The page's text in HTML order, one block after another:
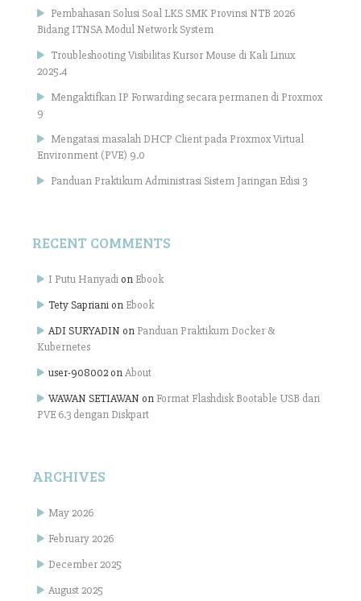
Pembahasan Solusi Soal LKS SMK Provinsi NTB 2026
Bidang ITNSA Modul Network System
Troubleshooting Visibilitas Kursor Mouse di Kali Linux
2025.4
Mengaktifkan IP Forwarding secara permanen di Proxmox
9
Mengatasi masalah DHCP Client pada Proxmox Virtual
Environment (PVE) 9.0
Panduan Praktikum Administrasi Sistem Jaringan Edisi 3
RECENT COMMENTS
I Putu Hariyadi on Ebook
Tety Sapriani on Ebook
ADI SURYADIN on Panduan Praktikum Docker &
Kubernetes
user-908002 onAbout
WAWAN SETIAWAN on Format Flashdisk Bootable USB dari
PVE 6.3 dengan Diskpart
ARCHIVES
May 2026
February 2026
December 2025
August 2025